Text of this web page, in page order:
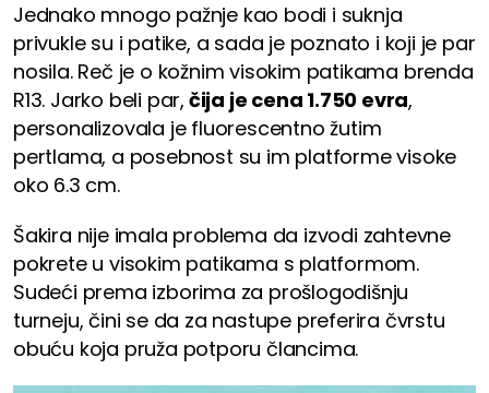
Jednako mnogo pažnje kao bodi i suknja
privukle su i patike, a sada je poznato i koji je par
nosila. Reč je o kožnim visokim patikama brenda
R13. Jarko beli par, čija je cena 1.750 evra,
personalizovala je fluorescentno žutim
pertlama, a posebnost su im platforme visoke
oko 6.3 cm.
Šakira nije imala problema da izvodi zahtevne
pokrete u visokim patikama s platformom.
Sudeći prema izborima za prošlogodišnju
turneju, čini se da za nastupe preferira čvrstu
obuću koja pruža potporu člancima.